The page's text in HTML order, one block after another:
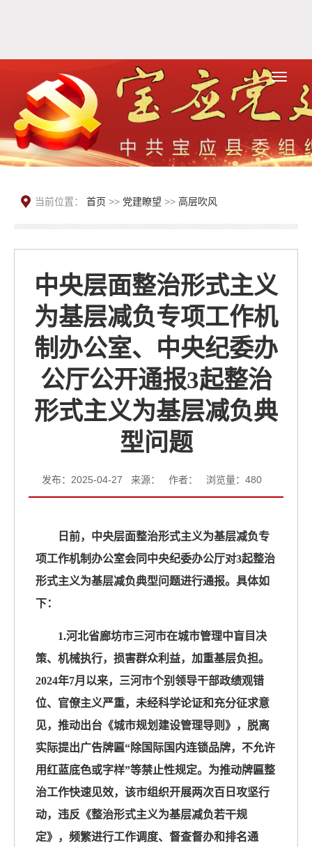
当前位置： 首页 >> 党建瞭望 >> 高层吹风
中央层面整治形式主义
为基层减负专项工作机
制办公室、中央纪委办
公厅公开通报3起整治
形式主义为基层减负典
型问题
发布：2025-04-27 来源： 作者： 浏览量： 480
日前，中央层面整治形式主义为基层减负专
项工作机制办公室会同中央纪委办公厅对3起整治
形式主义为基层减负典型问题进行通报。具体如
下：
1.河北省廊坊市三河市在城市管理中盲目决
策、机械执行，损害群众利益，加重基层负担。
2024年7月以来，三河市个别领导干部政绩观错
位、官僚主义严重，未经科学论证和充分征求意
见，推动出台《城市规划建设管理导则》，脱离
实际提出广告牌匾“除国际国内连锁品牌，不允许
用红蓝底色或字样”等禁止性规定。为推动牌匾整
治工作快速见效，该市组织开展两次百日攻坚行
动，违反《整治形式主义为基层减负若干规
定》，频繁进行工作调度、督查督办和排名通